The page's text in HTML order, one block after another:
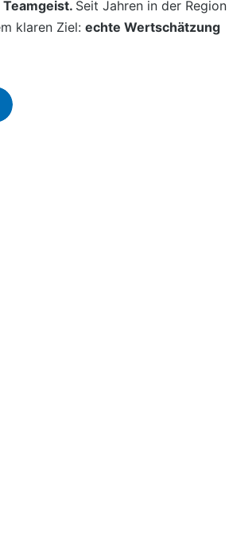
Seit Jahren in der Region
klaren Ziel: echte Wertschätzung